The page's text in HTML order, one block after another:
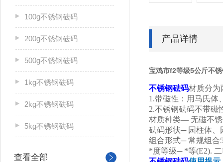
100g不锈钢砝码
200g不锈钢砝码
500g不锈钢砝码
1kg不锈钢砝码
2kg不锈钢砝码
5kg不锈钢砝码
查看全部
产品详情
宝鸡市f2等级5公斤不
不锈钢砝码材质分为
1.带磁性：用马氏体
2.不锈钢砝码不带磁
材质种类— 无磁不
砝码形状─ 园柱体、
组合形式─ 常规组合
*度等级─ *等(E2). 二